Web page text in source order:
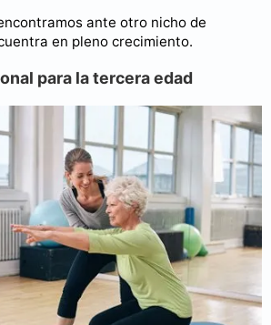
ante otro nicho de
en pleno crecimiento.
para la tercera edad